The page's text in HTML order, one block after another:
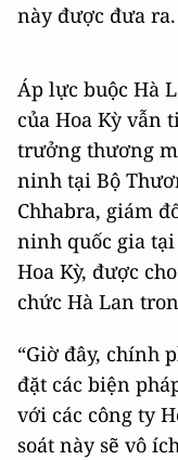
này được đưa ra.
Áp lực buộc Hà
của Hoa Kỳ vẫn
trưởng thương
ninh tại Bộ
Chhabra, giám
ninh quốc gia
Hoa Kỳ, được
chức Hà Lan
“Giờ đây, chính
đặt các biện
với các công ty
soát này sẽ vô